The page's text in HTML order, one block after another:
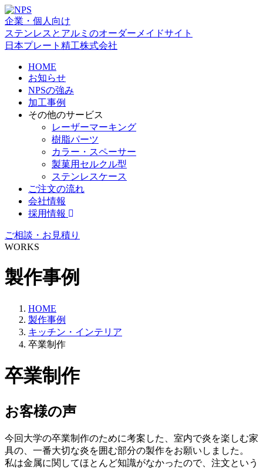
企業・個人向け
ステンレスとアルミのオーダーメイドサイト
日本プレート精工株式会社
HOME
お知らせ
NPSの強み
加工事例
その他のサービス
レーザーマーキング
樹脂パーツ
カラー・スペーサー
製菓用セルクル型
ステンレスケース
ご注文の流れ
会社情報
採用情報
ご相談・お見積り
WORKS
製作事例
HOME
製作事例
キッチン・インテリア
卒業制作
卒業制作
お客様の声
今回大学の卒業制作のために考案した、室内で炎を楽しむ家
具の、一番大切な炎を囲む部分の製作をお願いしました。
私は金属に関してほとんど知識がなかったので、注文という